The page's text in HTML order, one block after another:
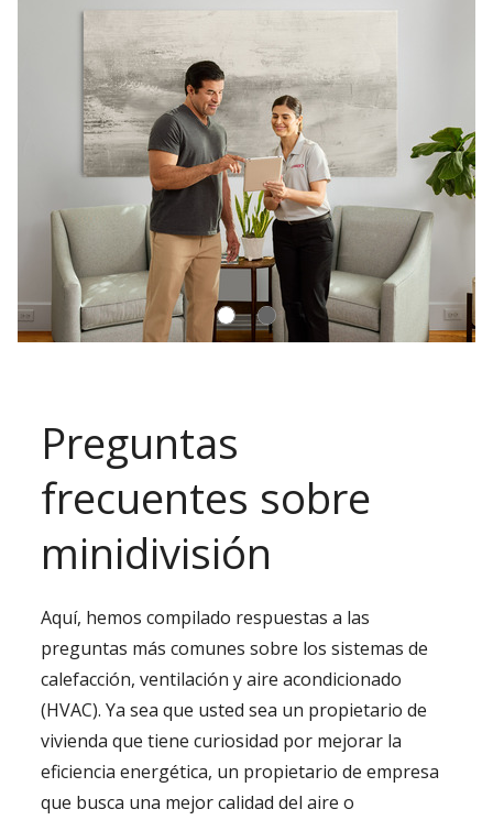
Preguntas
frecuentes sobre
minidivisión
Aquí, hemos compilado respuestas a las
preguntas más comunes sobre los sistemas de
calefacción, ventilación y aire acondicionado
(HVAC). Ya sea que usted sea un propietario de
vivienda que tiene curiosidad por mejorar la
eficiencia energética, un propietario de empresa
que busca una mejor calidad del aire o